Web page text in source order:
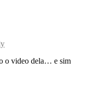
o video dela… e sim